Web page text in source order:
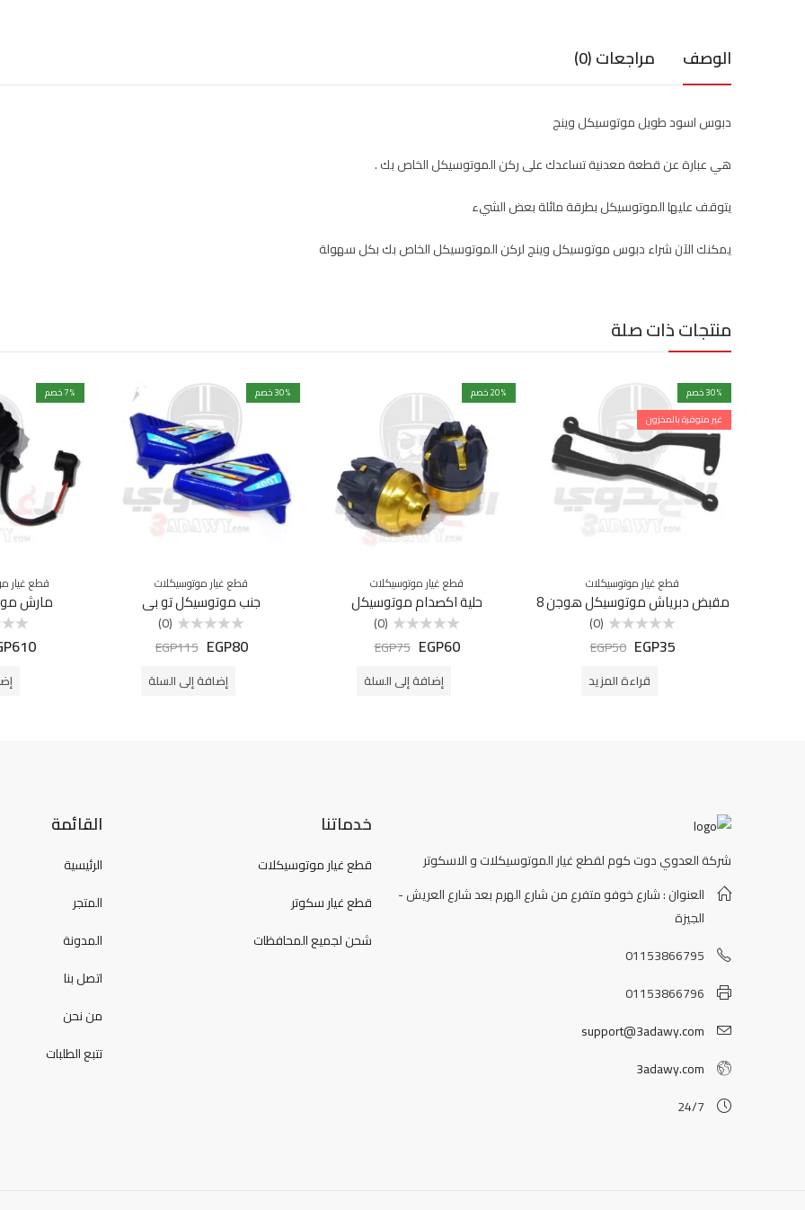
الوصف مراجعات (0)
دبوس اسود طويل موتوسيكل وينج
هي عبارة عن قطعة معدنية تساعدك على ركن الموتوسيكل الخاص بك .
يتوقف عليها الموتوسيكل بطرقة مائلة بعض الشيء
يمكنك الآن شراء دبوس موتوسيكل وينج لركن الموتوسيكل الخاص بك بكل سهولة
منتجات ذات صلة
30% خصم
غير متوفرة بالمخزون
قطع غيار موتوسيكلات
مقبض دبرياش موتوسيكل هوجن 8
التقييم
(0)
EGP35
EGP50
قراءة المزيد
20% خصم
قطع غيار موتوسيكلات
حلية اكصدام موتوسيكل
التقييم
(0)
EGP60
EGP75
إضافة إلى السلة
30% خصم
قطع غيار موتوسيكلات
جنب موتوسيكل تو بي
التقييم
(0)
EGP80
EGP115
إضافة إلى السلة
7% خصم
قطع غيار
مارش
610
شركة العدوي دوت كوم لقطع غيار الموتوسيكلات و الاسكوتر
العنوان : شارع خوفو متفرع من شارع الهرم بعد شارع العريش -
الجيزة
01153866795
01153866796
support@3adawy.com
3adawy.com
24/7
خدماتنا
قطع غيار موتوسيكلات
قطع غيار سكوتر
شحن لجميع المحافظات
القائمة
الرئيسية
المتجر
المدونة
اتصل بنا
من نحن
تتبع الطلبات